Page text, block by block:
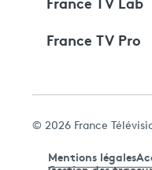
France TV Pro
© 2026 France
Mentions légales